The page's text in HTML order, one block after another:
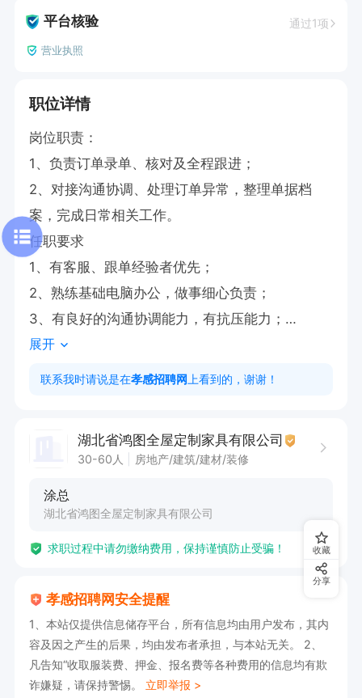
平台核验 通过1项
营业执照
职位详情
岗位职责：
1、负责订单录单、核对及全程跟进；
2、对接沟通协调、处理订单异常，整理单据档
案，完成日常相关工作。
任职要求
1、有客服、跟单经验者优先；
2、熟练基础电脑办公，做事细心负责；
3、有良好的沟通协调能力，有抗压能力；
4、上班时间 ：08：00-17：30，公司提供工作
餐。
展开
联系我时请说是在孝感招聘网 上看到的，谢谢！
湖北省鸿图全屋定制家具有限公司
30-60人 房地产/建筑/建材/装修
涂总
湖北省鸿图全屋定制家具有限公司
求职过程中请勿缴纳费用，保持谨慎防止受骗！
孝感招聘网安全提醒
1、本站仅提供信息储存平台，所有信息均由用户发布，其内
容及因之产生的后果，均由发布者承担，与本站无关。 2、
凡告知“收取服装费、押金、报名费等各种费用的信息均有欺
诈嫌疑，请保持警惕。 立即举报 >
收藏
分享